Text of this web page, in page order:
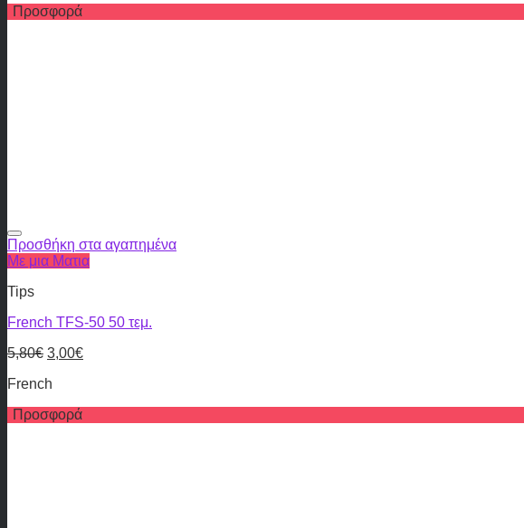
Προσφορά
Προσθήκη στα αγαπημένα
Με μια Ματια
Tips
French TFS-50 50 τεμ.
5,80€ 3,00€
French
Προσφορά